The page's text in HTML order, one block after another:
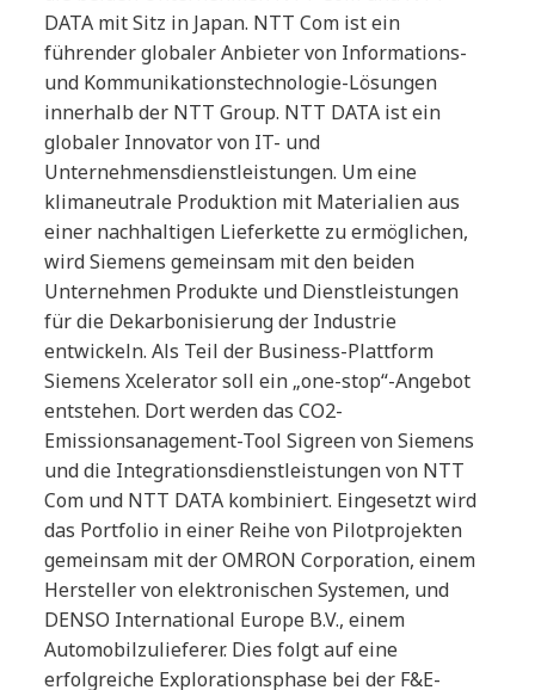
DATA mit Sitz in Japan. NTT Com ist ein
führender globaler Anbieter von Informations-
und Kommunikationstechnologie-Lösungen
innerhalb der NTT Group. NTT DATA ist ein
globaler Innovator von IT- und
Unternehmensdienstleistungen. Um eine
klimaneutrale Produktion mit Materialien aus
einer nachhaltigen Lieferkette zu ermöglichen,
wird Siemens gemeinsam mit den beiden
Unternehmen Produkte und Dienstleistungen
für die Dekarbonisierung der Industrie
entwickeln. Als Teil der Business-Plattform
Siemens Xcelerator soll ein „one-stop“-Angebot
entstehen. Dort werden das CO2-
Emissionsanagement-Tool Sigreen von Siemens
und die Integrationsdienstleistungen von NTT
Com und NTT DATA kombiniert. Eingesetzt wird
das Portfolio in einer Reihe von Pilotprojekten
gemeinsam mit der OMRON Corporation, einem
Hersteller von elektronischen Systemen, und
DENSO International Europe B.V., einem
Automobilzulieferer. Dies folgt auf eine
erfolgreiche Explorationsphase bei der F&E-